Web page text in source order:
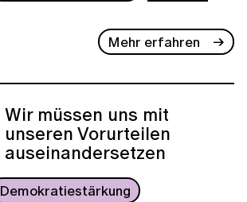
Mehr erfahren
Wir müssen uns mit
unseren Vorurteilen
auseinandersetzen
Demokratiestärkung